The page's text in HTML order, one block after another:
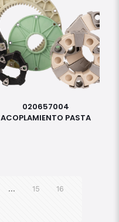
020657004
ACOPLAMIENTO PASTA
… 15 16